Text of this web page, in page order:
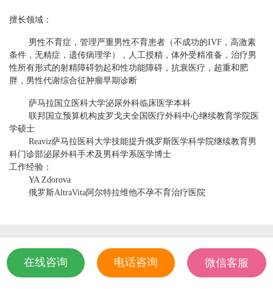
医生访谈
优孕活动
优孕百科
问答
关于我们
擅长领域：
男性不育症，管理严重男性不育患者（不成功的IVF，高激素
条件，无精症，遗传病理学），人工授精，体外受精准备，治疗男
性所有形式的射精障碍勃起和性功能障碍，抗衰医疗，超重和肥
胖，男性代谢综合征肿瘤早期诊断
萨马拉国立医科大学泌尿外科临床医学本科
联邦国立预算机构皮罗戈夫全国医疗外科中心继续教育学院医
学硕士
Reaviz萨马拉医科大学技能提升俄罗斯医学科学院继续教育男
科门诊部泌尿外科手术及男科学系医学博士
工作经验：
YA Zdorova
俄罗斯AltraVita阿尔特拉维他不孕不育治疗医院
.
在线咨询 电话咨询
微信客服